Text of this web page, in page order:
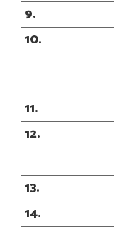
9
10
11
12
13
14